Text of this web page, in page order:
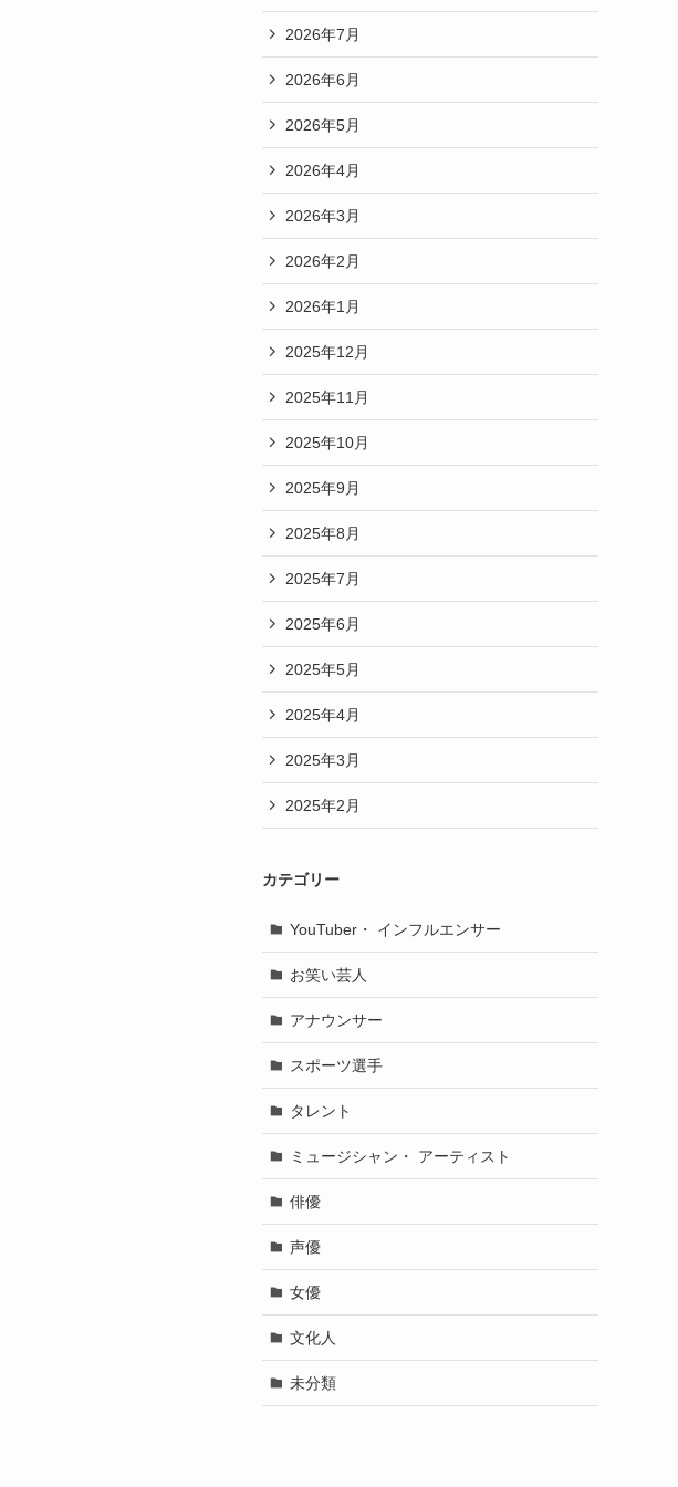
2026年7月
2026年6月
2026年5月
2026年4月
2026年3月
2026年2月
2026年1月
2025年12月
2025年11月
2025年10月
2025年9月
2025年8月
2025年7月
2025年6月
2025年5月
2025年4月
2025年3月
2025年2月
カテゴリー
YouTuber・ インフルエンサー
お笑い芸人
アナウンサー
スポーツ選手
タレント
ミュージシャン・ アーティスト
俳優
声優
女優
文化人
未分類